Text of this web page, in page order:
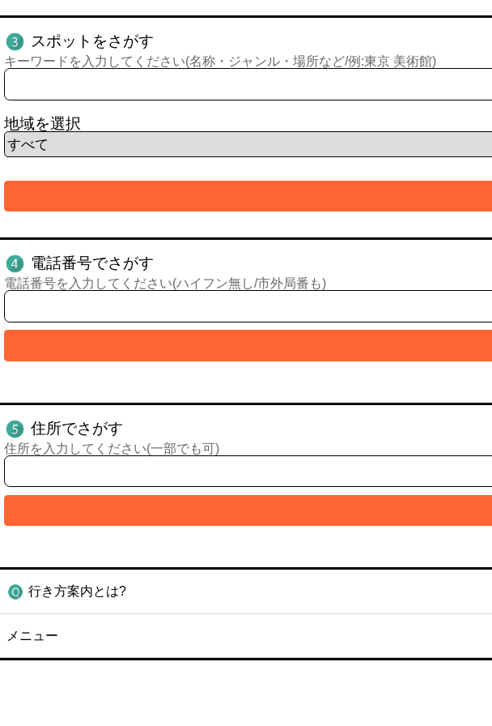
スポットをさがす
キーワードを入力してください(名称・ジャンル・場所など/例:東京 美術館)
地域を選択
電話番号でさがす
電話番号を入力してください(ハイフン無し/市外局番も)
住所でさがす
住所を入力してください(一部でも可)
行き方案内とは?
メニュー